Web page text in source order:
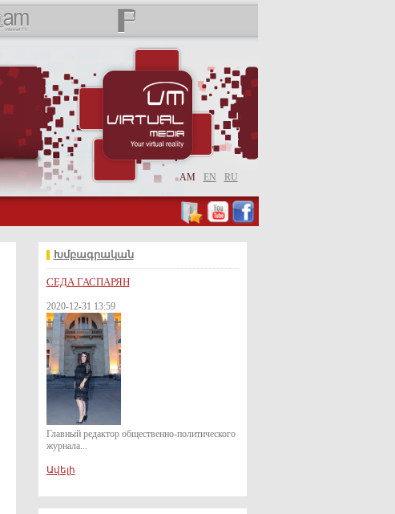
AM EN RU
Խմբագրական
СЕДА ГАСПАРЯН
2020-12-31 13:59
Главный редактор общественно-политического
журнала...
Ավելի